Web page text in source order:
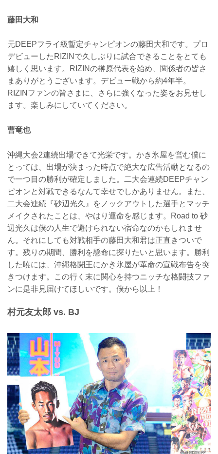
藤田大和
元DEEPフライ級暫定チャンピオンの藤田大和です。プロ
デビューしたRIZINで久しぶりに試合できることをとても
嬉しく思います。RIZINの榊原代表を始め、関係者の皆さ
まありがとうございます。デビュー戦から約4年半。
RIZINファンの皆さまに、さらに強くなった姿をお見せし
ます。楽しみにしていてください。
曹竜也
沖縄大会2連続出場できて光栄です。かき氷屋を営む僕に
とっては、出場が決まった時点で絶大な広告活動となるの
で一つ目の勝利が確定しました。二大会連続DEEPチャン
ピオンと対戦できるなんて幸せでしかありません。また、
二大会連続『砂辺光久』をノックアウトした選手とマッチ
メイクされたことは、やはり運命を感じます。Road to 砂
辺光久は僕の人生で避けられない宿命なのかもしれませ
ん。それにしても対戦相手の藤田大和君は正直きついで
す。残りの期間、勝利を懸命に探りたいと思います。勝利
した暁には、沖縄格闘王にかき氷屋が革命の宣戦布告を突
きつけます。この行く末に関心を持つニッチな格闘技ファ
ンに是非見届けてほしいです。僕から以上！
村元友太郎 vs. BJ